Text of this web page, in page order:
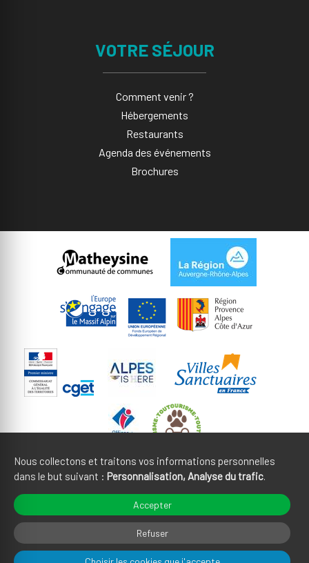
VOTRE SÉJOUR
Comment venir ?
Hébergements
Restaurants
Agenda des événements
Brochures
Gestion des cookies Crédits
Nous collectons et traitons vos informations personnelles
dans le but suivant : Personnalisation, Analyse du trafic.
Accepter
Refuser